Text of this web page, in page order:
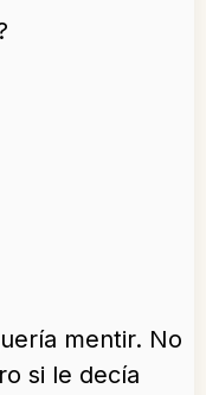
mentir. No
si le decía